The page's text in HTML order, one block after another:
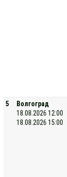
5
Волгоград
18.08.2026 12:00
18.08.2026 15:00